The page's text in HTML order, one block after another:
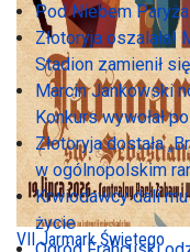
VII Jarmark Świętego
Pod Niebem
Złotoryja oszalała!
Stadion zamienił
Marcin Jankowski
Konkurs wywołał
Złotoryja dostała
w ogólnopolskim
Krwiodawcy dali
życie